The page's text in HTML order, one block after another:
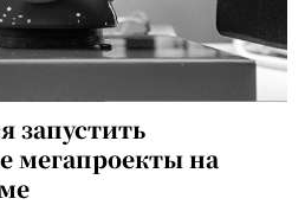
запустить
мегапроекты на